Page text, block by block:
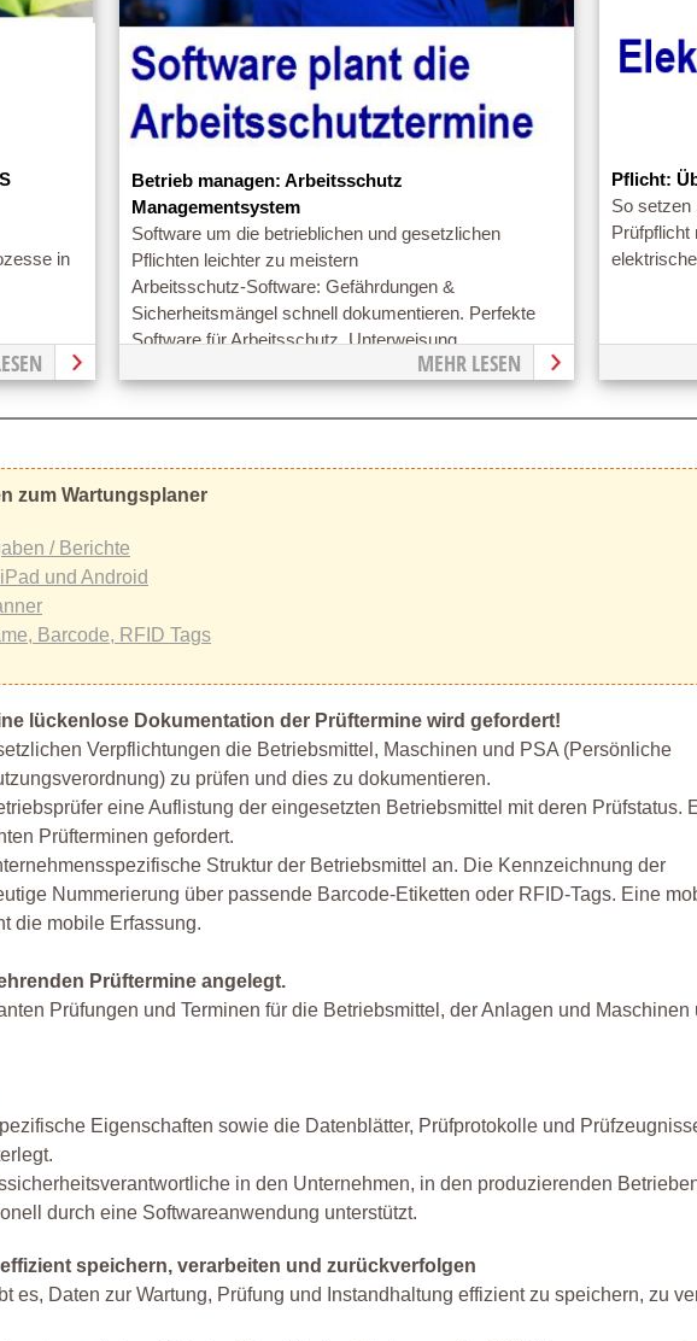
in
Betrieb managen: Arbeitsschutz
Managementsystem
Software um die betrieblichen und gesetzlichen
Pflichten leichter zu meistern
Arbeitsschutz-Software: Gefährdungen &
Sicherheitsmängel schnell dokumentieren. Perfekte
Software für Arbeitsschutz, Unterweisung.
MEHR LESEN
Pflicht:
So setzen
Prüfpflicht
zum Wartungsplaner
/ Berichte
und Android
Barcode, RFID Tags
lückenlose Dokumentation der Prüftermine wird gefordert!
Verpflichtungen die Betriebsmittel, Maschinen und PSA (Persönliche
zu prüfen und dies zu dokumentieren.
eine Auflistung der eingesetzten Betriebsmittel mit deren Prüfstatus.
Prüfterminen gefordert.
Struktur der Betriebsmittel an. Die Kennzeichnung der
Nummerierung über passende Barcode-Etiketten oder RFID-Tags. Eine
die mobile Erfassung.
Prüftermine angelegt.
Prüfungen und Terminen für die Betriebsmittel, der Anlagen und Maschinen
Eigenschaften sowie die Datenblätter, Prüfprotokolle und
in den Unternehmen, in den produzierenden
durch eine Softwareanwendung unterstützt.
speichern, verarbeiten und zurückverfolgen
es, Daten zur Wartung, Prüfung und Instandhaltung effizient zu speichern, zu